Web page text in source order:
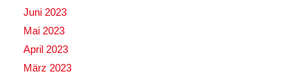
Juni 2023
Mai 2023
April 2023
März 2023